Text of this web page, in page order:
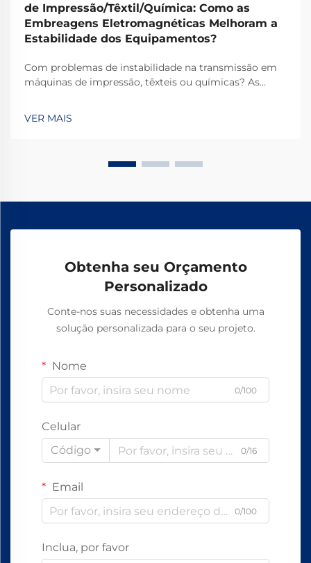
de Impressão/Têxtil/Química: Como as
Embreagens Eletromagnéticas Melhoram a
Estabilidade dos Equipamentos?
Com problemas de instabilidade na transmissão em
máquinas de impressão, têxteis ou químicas? As
e garantem segurança livre de amianto. Descubra
VER MAIS
Obtenha seu Orçamento
Personalizado
Conte-nos suas necessidades e obtenha uma
solução personalizada para o seu projeto.
Nome
0/100
Celular
Código
0/16
Email
0/100
Inclua, por favor